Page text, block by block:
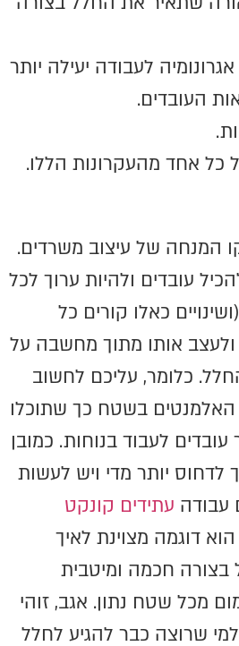
לעבודה יעילה יותר
העובדים.
כל אחד מהעקרונות הללו.
המנחה של עיצוב משרדים.
עובדים ולהיות ערוך לכל
כאלו קורים כל
ולעצב אותו מתוך מחשבה על
כלומר, עליכם לחשוב
האלמנטים בשטח כך שתוכלו
לעבוד בנוחות. כמובן
יותר מדי ויש לעשות
עתידים קונקט
ATIDIM CONNECT הוא דוגמה מצוינת לאיך
חכמה ומיטבית
מכל שטח נתון. אגב, זוהי
שרוצה כבר להגיע לחלל